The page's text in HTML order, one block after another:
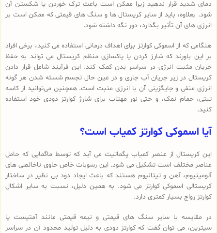
دمای شدید قرار ندهید زیرا ممکن است باعث ترک خوردن یا شکستن آن
شود. بعلاوه، باید از سایر کریستال ها و سنگ های قیمتی که ممکن است بر
انرژی های آن تأثیر بگذارد، دور نگه داشته شود.
هنگامی که از اسموکی کوارتز برای اهداف درمانی استفاده می کنید، برخی افراد
بر این باورند که شارژ کردن یا پاکسازی منظم کریستال می تواند به حفظ
جریان مثبت انرژی در سراسر بدن کمک کند. این فرآیند شامل قرار دادن
کریستال در زیر جریان آب جاری و در عین حال تجسم شسته شدن هر گونه
انرژی منفی و جایگزینی آن با انرژی مثبت است. همچنین می‌توانید از کاسه
تبتی، حمام نمک، و حتی نور مهتاب برای شارژ کوارتز دودی خود استفاده
کنید.
آیا اسموکی کوارتز کمیاب است؟
این کریستال از عنصر کمیاب پگماتیت می آید که توسط ماگمایی که حامل
عناصر مختلف است تشکیل می شود. این رسوبات خاص حاوی ناخالصی های
آلومینیوم، آهن و تیتانیوم هستند که باعث ایجاد دود بی نظیر در ساختار
کریستالی اسموکی کوارتز می شود. به همین دلیل، نسبت به سایر اشکال
کوارتز رواج بسیار کمتری دارد.
در مقایسه با سایر سنگ های قیمتی و نیمه قیمتی مانند آمتیست یا
سیترین، می توان گفت که کوارتز دودی به دلیل تولید محدود آن در سراسر